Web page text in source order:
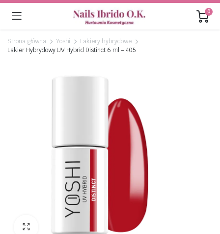
0
Strona główna Yoshi
Lakiery hybrydowe
Lakier Hybrydowy UV Hybrid Distinct 6 ml – 405